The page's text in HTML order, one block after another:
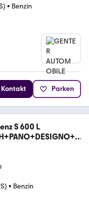
• Benzin
Kontakt Parken
S 600 L
• Benzin